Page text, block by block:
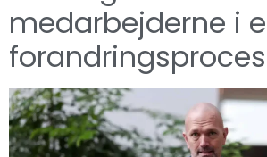
medarbejderne i
forandringsproces